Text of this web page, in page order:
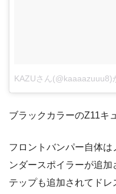
KAZUさん(@kaaaazuuu8)
ブラックカラーのZ11キ
フロントバンパー自体
ンダースポイラーが追
テップも追加されてドレ